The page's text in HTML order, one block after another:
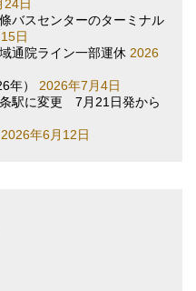
24日
バスセンターのターミナル
日
通院ライン一部運休 2026
年）
2026年7月4日
条駅に変更 7月21日発から
2026年6月12日